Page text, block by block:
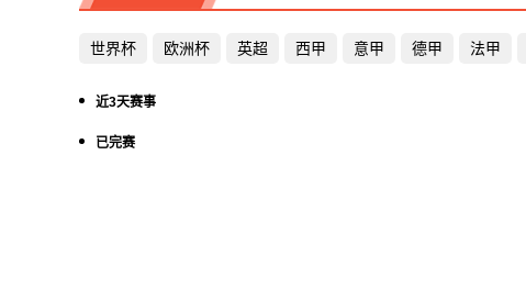
世界杯 欧洲杯 英超 西甲 意甲 德甲 法甲
近3天赛事
已完赛